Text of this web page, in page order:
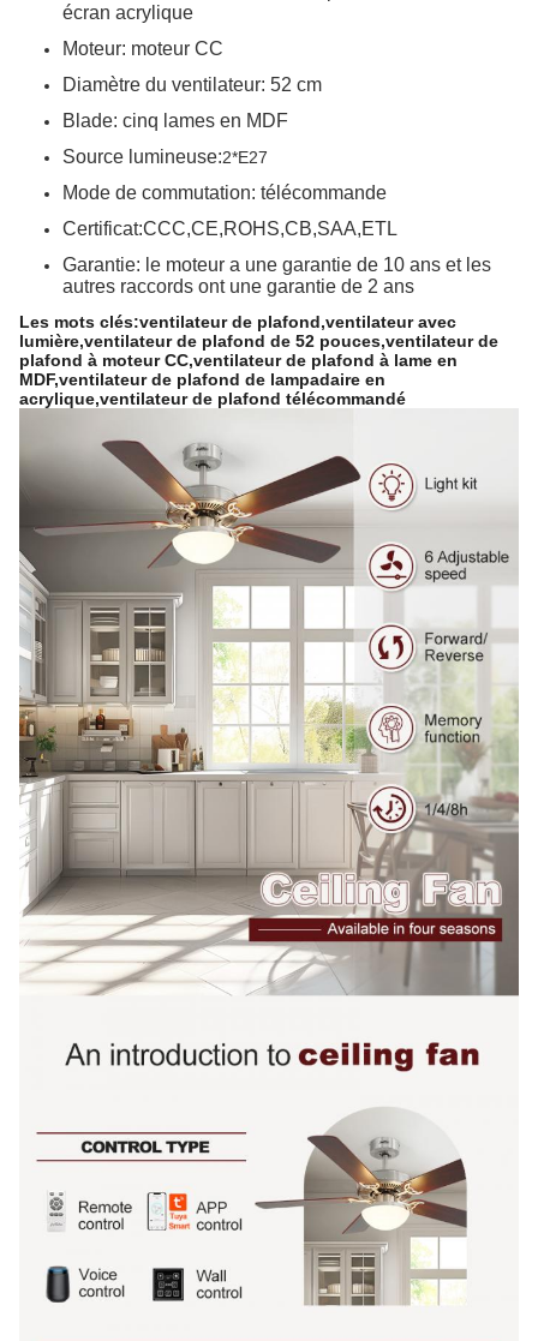
écran acrylique
Moteur: moteur CC
Diamètre du ventilateur: 52 cm
Blade: cinq lames en MDF
Source lumineuse:2*E27
Mode de commutation: télécommande
Certificat:CCC,CE,ROHS,CB,SAA,ETL
Garantie: le moteur a une garantie de 10 ans et les
autres raccords ont une garantie de 2 ans
Les mots clés:ventilateur de plafond,ventilateur avec
lumière,ventilateur de plafond de 52 pouces,ventilateur de
plafond à moteur CC,ventilateur de plafond à lame en
MDF,ventilateur de plafond de lampadaire en
acrylique,ventilateur de plafond télécommandé